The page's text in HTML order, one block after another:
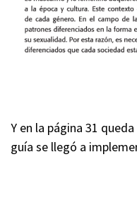
Y en la página 31
guía se llegó a